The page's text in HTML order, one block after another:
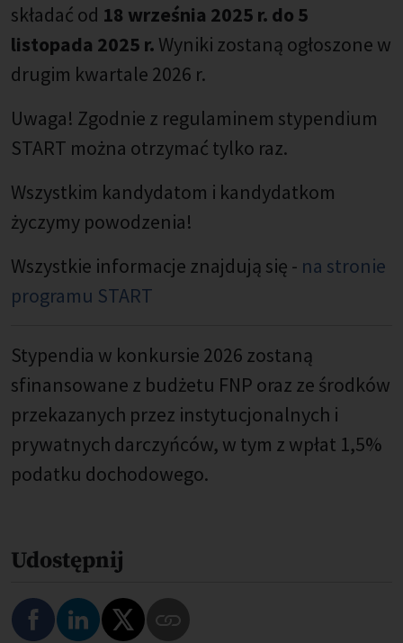
składać od 18 września 2025 r. do 5
listopada 2025 r. Wyniki zostaną ogłoszone w
drugim kwartale 2026 r.
Uwaga! Zgodnie z regulaminem stypendium
START można otrzymać tylko raz.
Wszystkim kandydatom i kandydatkom
życzymy powodzenia!
Wszystkie informacje znajdują się - na stronie
programu START
Stypendia w konkursie 2026 zostaną
sfinansowane z budżetu FNP oraz ze środków
przekazanych przez instytucjonalnych i
prywatnych darczyńców, w tym z wpłat 1,5%
podatku dochodowego.
Udostępnij